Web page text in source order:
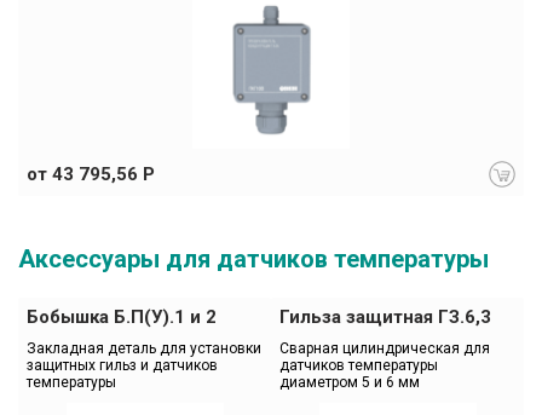
от 43 795,56 Р
Аксессуары для датчиков температуры
Бобышка Б.П(У).1 и 2
Закладная деталь для установки
защитных гильз и датчиков
температуры
Гильза защитная ГЗ.6,3
Сварная цилиндрическая для
датчиков температуры
диаметром 5 и 6 мм